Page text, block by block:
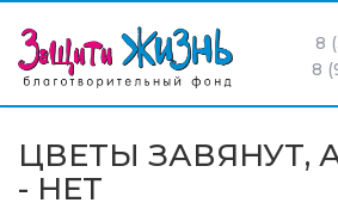
8
8
ЦВЕТЫ ЗАВЯНУТ,
- НЕТ